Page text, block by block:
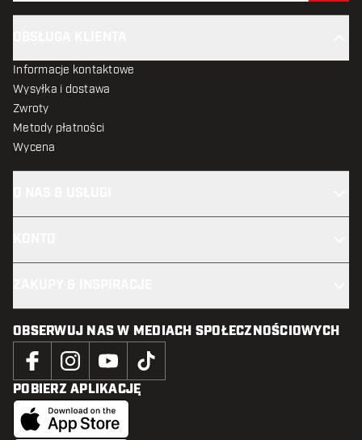
Informacje kontaktowe
Wysyłka i dostawa
Zwroty
Metody płatności
Wycena
OBSERWUJ NAS W MEDIACH SPOŁECZNOŚCIOWYCH
POBIERZ APLIKACJĘ